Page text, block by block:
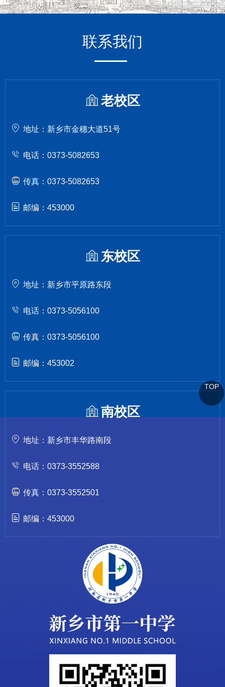
联系我们
老校区
地址：新乡市金穗大道51号
电话：0373-5082653
传真：0373-5082653
邮编：453000
东校区
地址：新乡市平原路东段
电话：0373-5056100
传真：0373-5056100
邮编：453002
南校区
地址：新乡市丰华路南段
电话：0373-3552588
传真：0373-3552501
邮编：453000
TOP